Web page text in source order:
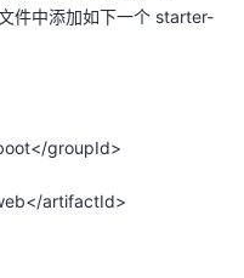
件中添加如下一个 starter-
groupId>
artifactId>